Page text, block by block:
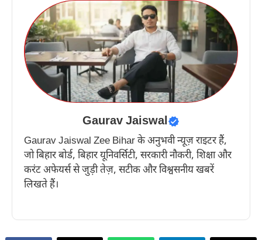
Gaurav Jaiswal
Gaurav Jaiswal Zee Bihar के अनुभवी न्यूज़ राइटर हैं,
जो बिहार बोर्ड, बिहार यूनिवर्सिटी, सरकारी नौकरी, शिक्षा और
करंट अफेयर्स से जुड़ी तेज़, सटीक और विश्वसनीय खबरें
लिखते हैं।